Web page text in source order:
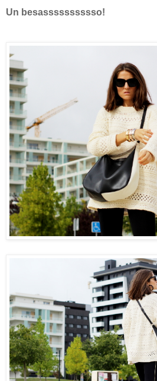
Un besasssssssssso!